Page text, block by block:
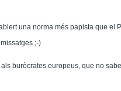
una norma més papista que el
;-)
buròcrates europeus, que no